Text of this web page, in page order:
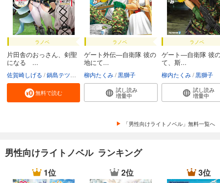
ラノベ
片田舎のおっさん、剣聖
になる ...
佐賀崎しげる 鍋島テツヒロ
無料で読む
ラノベ
ゲート外伝―自衛隊 彼の
地にて...
柳内たくみ 黒獅子
試し読み
増量中
ラノベ
ゲート―自衛隊 彼
て、斯...
柳内たくみ 黒獅子
試し読み
増量中
「男性向けライトノベル」無料一覧へ
男性向けライトノベル ランキング
1位 2位 3位